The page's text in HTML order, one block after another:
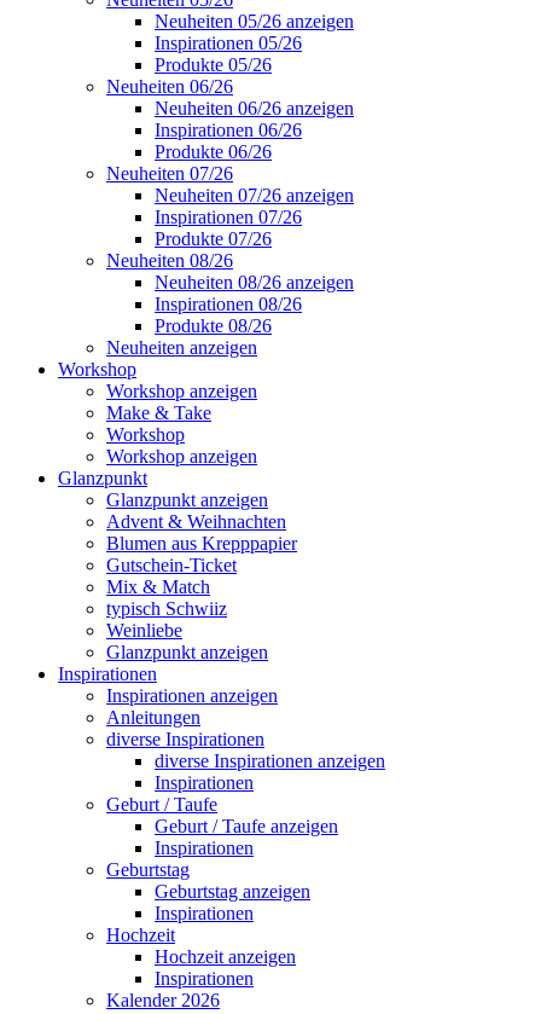
Neuheiten 05/26 anzeigen
Inspirationen 05/26
Produkte 05/26
Neuheiten 06/26
Neuheiten 06/26 anzeigen
Inspirationen 06/26
Produkte 06/26
Neuheiten 07/26
Neuheiten 07/26 anzeigen
Inspirationen 07/26
Produkte 07/26
Neuheiten 08/26
Neuheiten 08/26 anzeigen
Inspirationen 08/26
Produkte 08/26
Neuheiten anzeigen
Workshop
Workshop anzeigen
Make & Take
Workshop
Workshop anzeigen
Glanzpunkt
Glanzpunkt anzeigen
Advent & Weihnachten
Blumen aus Krepppapier
Gutschein-Ticket
Mix & Match
typisch Schwiiz
Weinliebe
Glanzpunkt anzeigen
Inspirationen
Inspirationen anzeigen
Anleitungen
diverse Inspirationen
diverse Inspirationen anzeigen
Inspirationen
Geburt / Taufe
Geburt / Taufe anzeigen
Inspirationen
Geburtstag
Geburtstag anzeigen
Inspirationen
Hochzeit
Hochzeit anzeigen
Inspirationen
Kalender 2026